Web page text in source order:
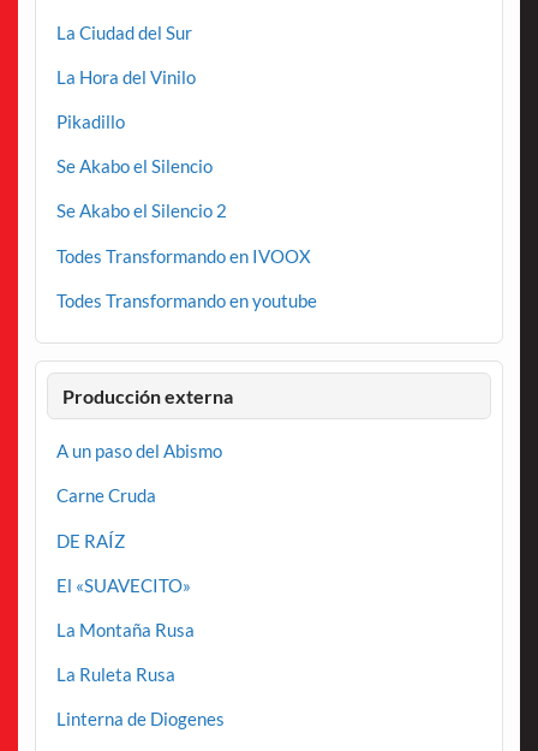
La Ciudad del Sur
La Hora del Vinilo
Pikadillo
Se Akabo el Silencio
Se Akabo el Silencio 2
Todes Transformando en IVOOX
Todes Transformando en youtube
Producción externa
A un paso del Abismo
Carne Cruda
DE RAÍZ
El «SUAVECITO»
La Montaña Rusa
La Ruleta Rusa
Linterna de Diogenes